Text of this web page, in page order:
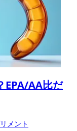
EPA/AA比だ
メント